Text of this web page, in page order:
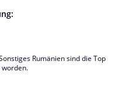
Rumänien sind die Top